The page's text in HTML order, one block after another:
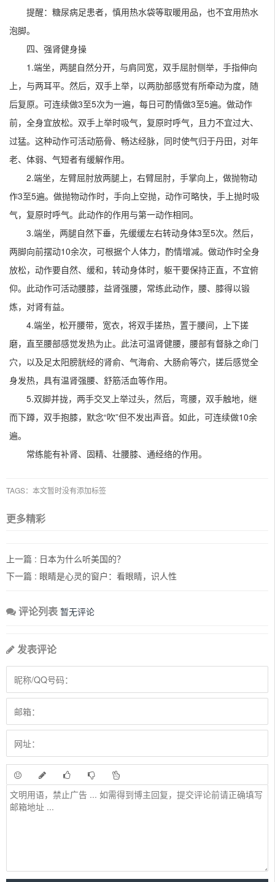
提醒：糖尿病足患者，慎用热水袋等取暖用品，也不宜用热水
泡脚。
四、强肾健身操
1.端坐，两腿自然分开，与肩同宽，双手屈肘侧举，手指伸向
上，与两耳平。然后，双手上举，以两肋部感觉有所牵动为度，随
后复原。可连续做3至5次为一遍，每日可酌情做3至5遍。做动作
前，全身宜放松。双手上举时吸气，复原时呼气，且力不宜过大、
过猛。这种动作可活动筋骨、畅达经脉，同时使气归于丹田，对年
老、体弱、气短者有缓解作用。
2.端坐，左臂屈肘放两腿上，右臂屈肘，手掌向上，做抛物动
作3至5遍。做抛物动作时，手向上空抛，动作可略快，手上抛时吸
气，复原时呼气。此动作的作用与第一动作相同。
3.端坐，两腿自然下垂，先缓缓左右转动身体3至5次。然后，
两脚向前摆动10余次，可根据个人体力，酌情增减。做动作时全身
放松，动作要自然、缓和，转动身体时，躯干要保持正直，不宜俯
仰。此动作可活动腰膝，益肾强腰，常练此动作，腰、膝得以锻
炼，对肾有益。
4.端坐，松开腰带，宽衣，将双手搓热，置于腰间，上下搓
磨，直至腰部感觉发热为止。此法可温肾健腰，腰部有督脉之命门
穴，以及足太阳膀胱经的肾俞、气海俞、大肠俞等穴，搓后感觉全
身发热，具有温肾强腰、舒筋活血等作用。
5.双脚并拢，两手交叉上举过头，然后，弯腰，双手触地，继
而下蹲，双手抱膝，默念“吹”但不发出声音。如此，可连续做10余
遍。
常练能有补肾、固精、壮腰膝、通经络的作用。
TAGS：本文暂时没有添加标签
更多精彩
上一篇 : 日本为什么听美国的？
下一篇 : 眼睛是心灵的窗户：看眼睛，识人性
评论列表 暂无评论
发表评论